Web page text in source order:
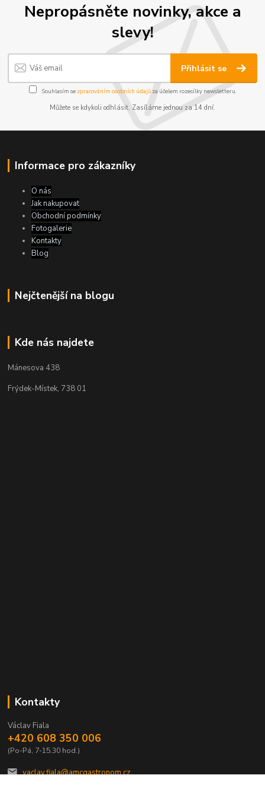
Nepropásněte novinky, akce a
slevy!
Přihlásit se
Souhlasím se zpracováním osobních údajůza účelem rozesílky newsletteru.
Můžete se kdykoli odhlásit. Zasíláme jednou za 14 dní.
Informace pro zákazníky
O nás
Jak nakupovat
Obchodní podmínky
Fotogalerie
Kontakty
Blog
Nejčtenější na blogu
Kde nás najdete
Mánesova 438
Frýdek-Místek, 738 01
Kontakty
Václav Fiala
+420 608 350 006
(Po-Pá, 7-15.30 hod.)
vaclav.fiala@amcgastronom.cz